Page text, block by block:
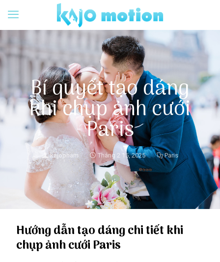
Bí quyết tạo dáng
khi chụp ảnh cưới
Paris
kajopham Tháng 2 15, 2025 Paris
Hướng dẫn tạo dáng chi tiết khi
chụp ảnh cưới Paris